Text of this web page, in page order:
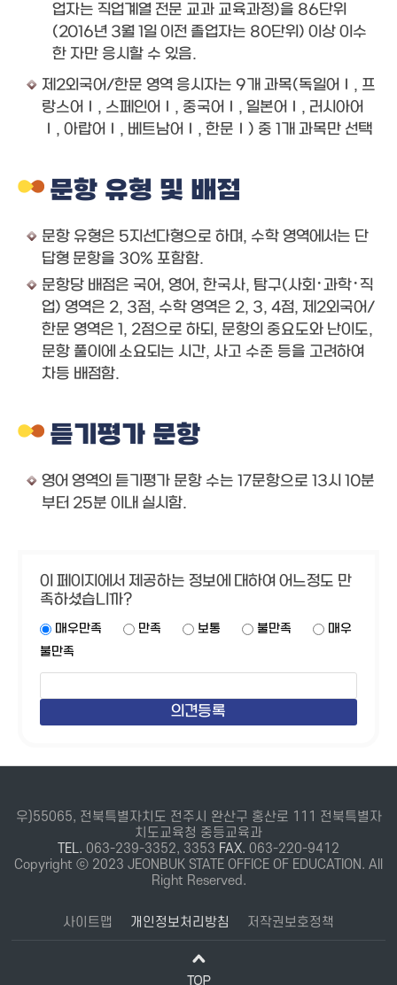
업자는 직업계열 전문 교과 교육과정)을 86단위
(2016년 3월 1일 이전 졸업자는 80단위) 이상 이수
한 자만 응시할 수 있음.
제2외국어/한문 영역 응시자는 9개 과목(독일어Ⅰ, 프
랑스어Ⅰ, 스페인어Ⅰ, 중국어Ⅰ, 일본어Ⅰ, 러시아어
Ⅰ, 아랍어Ⅰ, 베트남어Ⅰ, 한문Ⅰ) 중 1개 과목만 선택
문항 유형 및 배점
문항 유형은 5지선다형으로 하며, 수학 영역에서는 단
답형 문항을 30% 포함함.
문항당 배점은 국어, 영어, 한국사, 탐구(사회･과학･직
업) 영역은 2, 3점, 수학 영역은 2, 3, 4점, 제2외국어/
한문 영역은 1, 2점으로 하되, 문항의 중요도와 난이도,
문항 풀이에 소요되는 시간, 사고 수준 등을 고려하여
차등 배점함.
듣기평가 문항
영어 영역의 듣기평가 문항 수는 17문항으로 13시 10분
부터 25분 이내 실시함.
이 페이지에서 제공하는 정보에 대하여 어느정도 만
족하셨습니까?
매우만족 만족 보통 불만족
매우
불만족
우)55065, 전북특별자치도 전주시 완산구 홍산로 111 전북특별자
치도교육청 중등교육과
TEL. 063-239-3352, 3353 FAX. 063-220-9412
Copyright ⓒ 2023 JEONBUK STATE OFFICE OF EDUCATION. All
Right Reserved.
사이트맵 개인정보처리방침 저작권보호정책